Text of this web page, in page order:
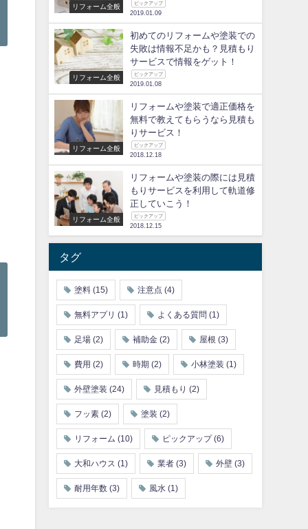
リフォーム全般 ピックアップ
2019.01.09
リフォーム全般
初めてのリフォームや塗装での
失敗は情報不足かも？見積もり
サービスで情報をゲット！
ピックアップ
2019.01.08
リフォーム全般
リフォームや塗装で適正価格を
無料で教えてもらうなら見積も
りサービス！
ピックアップ
2018.12.18
リフォーム全般
リフォームや塗装の際には見積
もりサービスを利用して軌道修
正していこう！
ピックアップ
2018.12.15
タグ
塗料(15) 注意点 (4)
無料アプリ (1) よくある質問 (1)
足場(2) 補助金(2) 屋根 (3)
費用 (2) 時期 (2) 小林塗装 (1)
外壁塗装 (24) 見積もり (2)
フッ素(2) 塗装 (2)
リフォーム (10) ピックアップ(6)
大和ハウス (1) 業者(3) 外壁(3)
耐用年数(3) 風水 (1)